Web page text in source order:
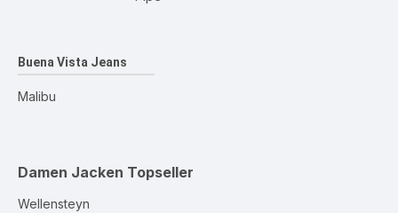
Buena Vista Jeans
Malibu
Damen Jacken Topseller
Wellensteyn